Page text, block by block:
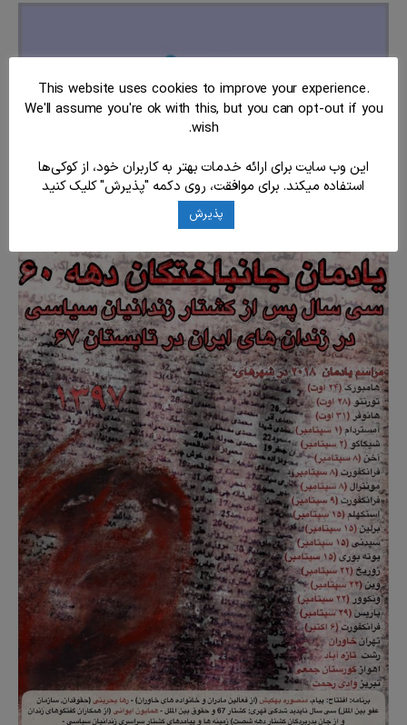
تبریک سال نو، برخی فعالیت های کانون و تشکر
This website uses cookies to improve your experience.
We'll assume you're ok with this, but you can opt-out if you
wish.
این وب سایت برای ارائه خدمات بهتر به کاربران خود، از کوکی‌ها
استفاده میکند. برای موافقت، روی دکمه "پذیرش" کلیک کنید
پذیرش